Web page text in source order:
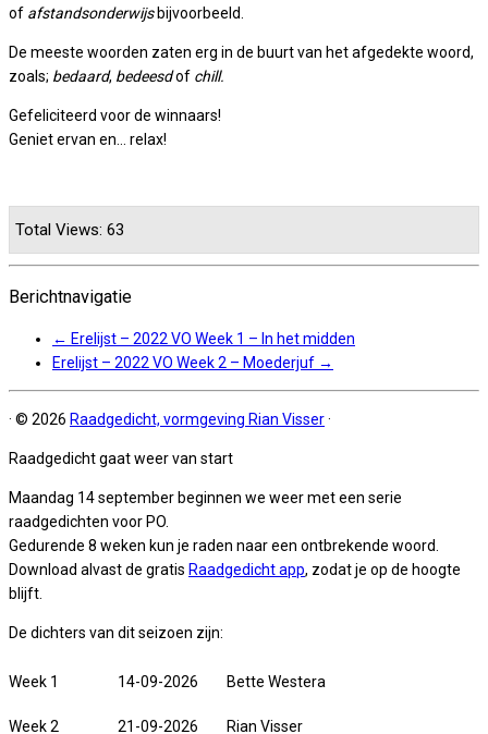
of afstandsonderwijs bijvoorbeeld.
De meeste woorden zaten erg in de buurt van het afgedekte woord,
zoals; bedaard, bedeesdof chill.
Gefeliciteerd voor de winnaars!
Geniet ervan en… relax!
Total Views: 63
Berichtnavigatie
← Erelijst – 2022 VO Week 1 – In het midden
Erelijst – 2022 VO Week 2 – Moederjuf →
· © 2026 Raadgedicht, vormgeving Rian Visser·
Raadgedicht gaat weer van start
Maandag 14 september beginnen we weer met een serie
raadgedichten voor PO.
Gedurende 8 weken kun je raden naar een ontbrekende woord.
Download alvast de gratis Raadgedicht app, zodat je op de hoogte
blijft.
De dichters van dit seizoen zijn:
Week 1 14-09-2026 Bette Westera
Week 2 21-09-2026 Rian Visser